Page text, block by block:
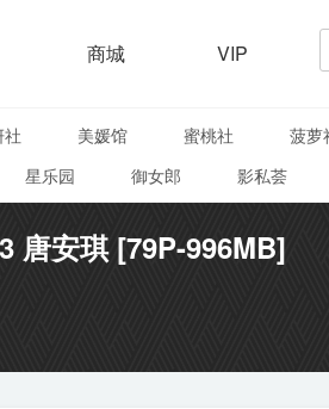
商城 VIP
社 美媛馆 蜜桃社 菠萝
星乐园 御女郎 影私荟
唐安琪 [79P-996MB]